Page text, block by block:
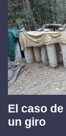
El caso
un giro